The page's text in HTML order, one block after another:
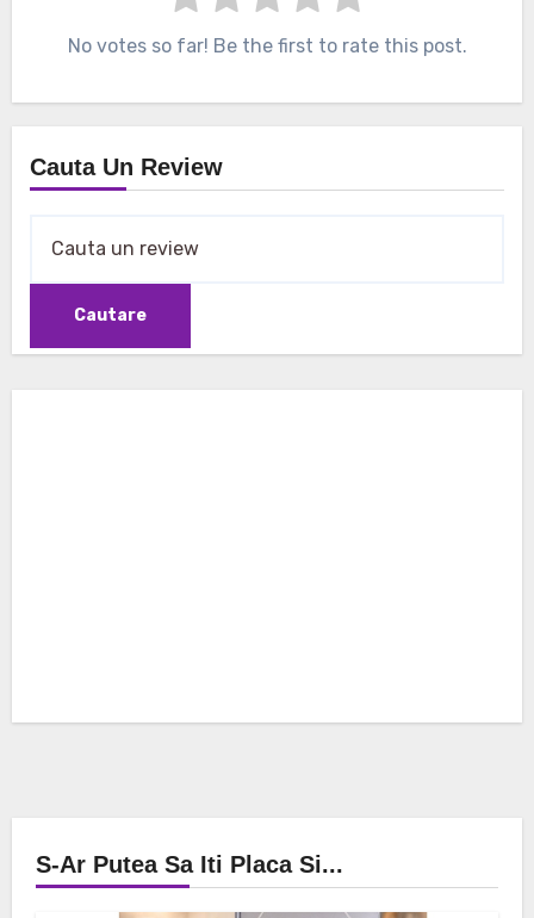
No votes so far! Be the first to rate this post.
Cauta Un Review
S-Ar Putea Sa Iti Placa Si...